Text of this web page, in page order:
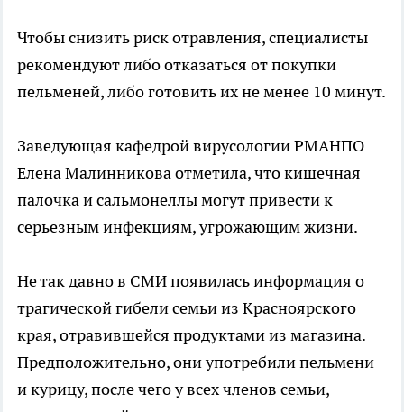
Чтобы снизить риск отравления, специалисты
рекомендуют либо отказаться от покупки
пельменей, либо готовить их не менее 10 минут.
Заведующая кафедрой вирусологии РМАНПО
Елена Малинникова отметила, что кишечная
палочка и сальмонеллы могут привести к
серьезным инфекциям, угрожающим жизни.
Не так давно в СМИ появилась информация о
трагической гибели семьи из Красноярского
края, отравившейся продуктами из магазина.
Предположительно, они употребили пельмени
и курицу, после чего у всех членов семьи,